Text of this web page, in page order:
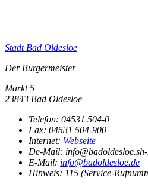
Stadt Bad Oldesloe
Der Bürgermeister
Markt 5
23843 Bad Oldesloe
Telefon: 04531 504-0
Fax: 04531 504-900
Internet: Webseite
De-Mail:
E-Mail: info@badoldesloe.de
Hinweis: 115 (Service-